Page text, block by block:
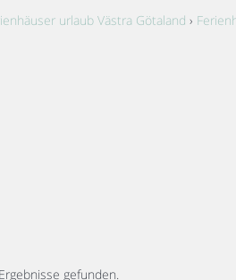
urlaub Västra Götaland ›
gefunden.